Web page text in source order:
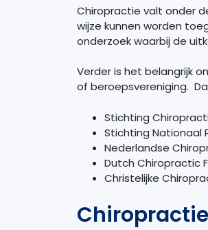
Chiropractie valt onder
wijze kunnen worden
onderzoek waarbij de
Verder is het belangrijk
of beroepsvereniging.
Stichting
Stichting Nationaal
Nederlandse
Dutch Chiropractic
Christelijke